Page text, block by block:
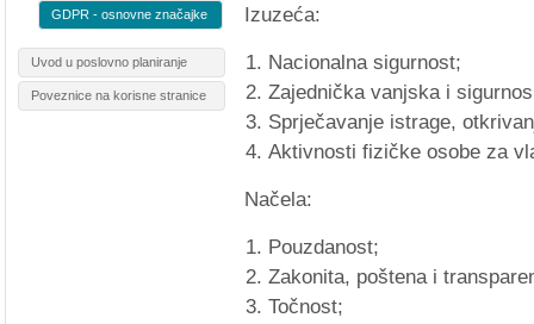
GDPR - osnovne značajke
Uvod u poslovno planiranje
Poveznice na korisne stranice
Izuzeća:
Nacionalna sigurnost;
Zajednička vanjska i
Sprječavanje istrage,
Aktivnosti fizičke osobe za
Načela:
Pouzdanost;
Zakonita, poštena i
Točnost;